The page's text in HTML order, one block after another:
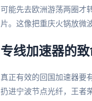
可能先去欧洲游荡两圈才
片。这像把重庆火锅放微
专线加速器的
真正有效的回国加速器要
扔进宁波节点光纤，王者